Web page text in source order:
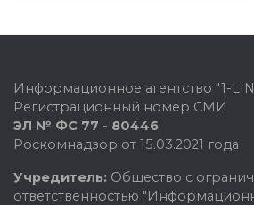
Информационное агентство "1-
Регистрационный номер СМИ
ЭЛ № ФС 77 - 80446
Роскомнадзор от 15.03.2021 года
Учредитель: Общество с
ответственностью